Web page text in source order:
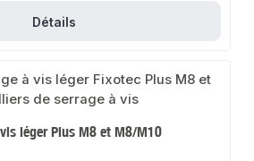
Détails
léger Plus M8 et M8/M10